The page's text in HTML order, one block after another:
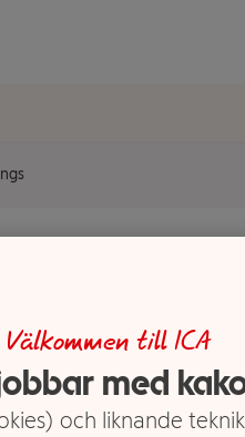
Välkommen till ICA
med
och liknande